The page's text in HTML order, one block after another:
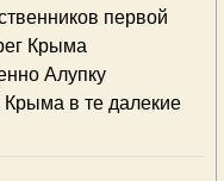
первой
Крыма
Алупку
в те далекие